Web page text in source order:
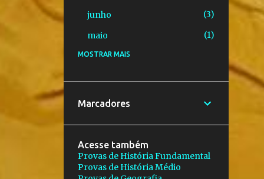
junho
3
maio
1
2023
outubro
agosto
julho
2
MOSTRAR MAIS
Marcadores
Acesse também
Provas de História Fundamental
Provas de História Médio